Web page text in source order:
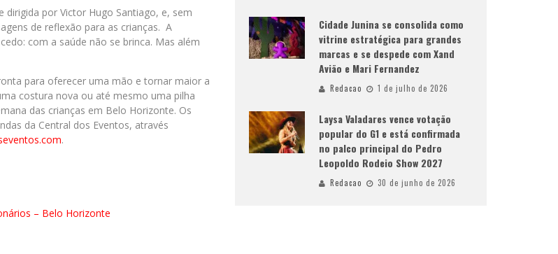
por Victor Hugo Santiago, e, sem
de reflexão para as crianças. A
com a saúde não se brinca. Mas além
para oferecer uma mão e tornar maior a
costura nova ou até mesmo uma pilha
das crianças em Belo Horizonte. Os
da Central dos Eventos, através
.
– Belo Horizonte
Cidade Junina se consolida como
vitrine estratégica para grandes
marcas e se despede com Xand
Avião e Mari Fernandez
Redacao 1 de julho de 2026
Laysa Valadares vence votação
popular do G1 e está confirmada
no palco principal do Pedro
Leopoldo Rodeio Show 2027
Redacao 30 de junho de 2026